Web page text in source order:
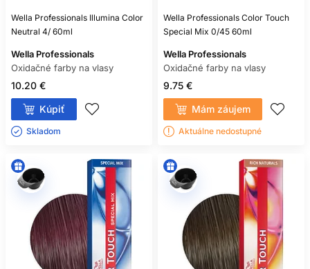
Wella Professionals Illumina Color
Neutral 4/ 60ml
Wella Professionals
Oxidačné farby na vlasy
10.20 €
Kúpiť
Skladom ㅤ
Wella Professionals Color Touch
Special Mix 0/45 60ml
Wella Professionals
Oxidačné farby na vlasy
9.75 €
Mám záujem
Aktuálne nedostupné